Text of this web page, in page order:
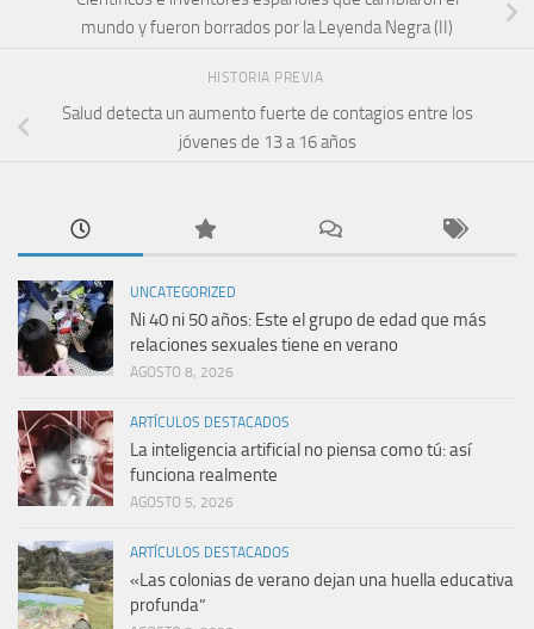
mundo y fueron borrados por la Leyenda Negra (II)
HISTORIA PREVIA
Salud detecta un aumento fuerte de contagios entre los
jóvenes de 13 a 16 años
UNCATEGORIZED
Ni 40 ni 50 años: Este el grupo de edad que más
relaciones sexuales tiene en verano
AGOSTO 8, 2026
ARTÍCULOS DESTACADOS
La inteligencia artificial no piensa como tú: así
funciona realmente
AGOSTO 5, 2026
ARTÍCULOS DESTACADOS
«Las colonias de verano dejan una huella educativa
profunda”